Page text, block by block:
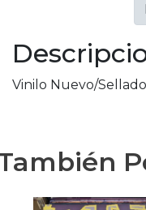
Vinilo Nuevo/Sellado